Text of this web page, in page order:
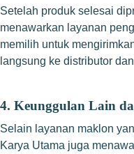
Setelah produk selesai
menawarkan layanan
memilih untuk
langsung ke distributor
4. Keunggulan Lain
Selain layanan maklon
Karya Utama juga